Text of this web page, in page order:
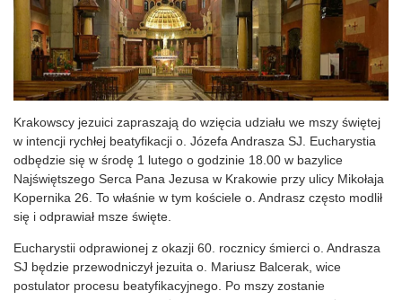
Krakowscy jezuici zapraszają do wzięcia udziału we mszy świętej
w intencji rychłej beatyfikacji o. Józefa Andrasza SJ. Eucharystia
odbędzie się w środę 1 lutego o godzinie 18.00 w bazylice
Najświętszego Serca Pana Jezusa w Krakowie przy ulicy Mikołaja
Kopernika 26. To właśnie w tym kościele o. Andrasz często modlił
się i odprawiał msze święte.
Eucharystii odprawionej z okazji 60. rocznicy śmierci o. Andrasza
SJ będzie przewodniczył jezuita o. Mariusz Balcerak, wice
postulator procesu beatyfikacyjnego. Po mszy zostanie